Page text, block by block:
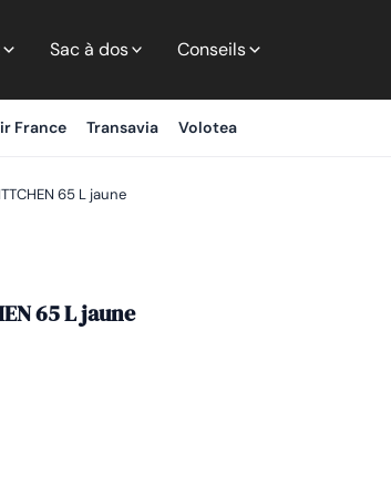
Sac à dos Conseils
France Transavia Volotea
65 L jaune
65 L jaune